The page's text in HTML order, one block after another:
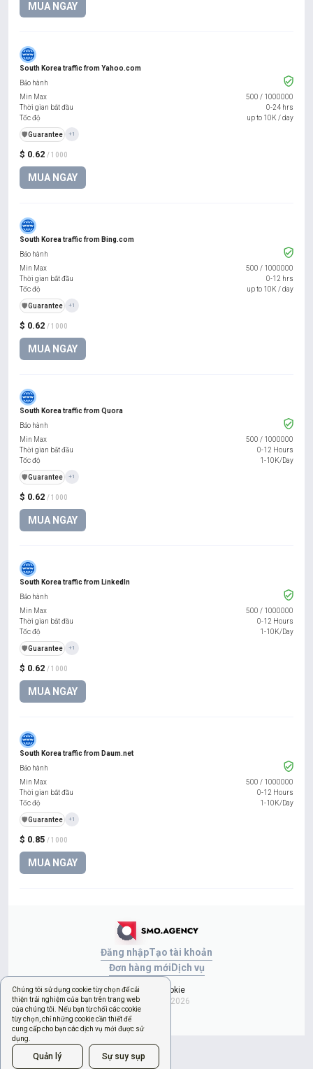
Chúng tôi sử dụng cookie tùy chọn để cải
thiện trải nghiệm của bạn trên trang web
của chúng tôi. Nếu bạn từ chối các cookie
tùy chọn, chỉ những cookie cần thiết để
cung cấp cho bạn các dịch vụ mới được sử
dụng.
Quản lý Sự suy sụp
MUA NGAY
South Korea traffic from Yahoo.com
$ 0.62 / 1000
MUA NGAY
Bảo hành
Min Max
500 / 1000000
Thời gian bắt đầu
0-24 hrs
Tốc độ
up to 10K / day
️🛡️Guarantee +1
South Korea traffic from Bing.com
$ 0.62 / 1000
MUA NGAY
Bảo hành
Min Max
500 / 1000000
Thời gian bắt đầu
0-12 hrs
Tốc độ
up to 10K / day
️🛡️Guarantee +1
South Korea traffic from Quora
$ 0.62 / 1000
MUA NGAY
Bảo hành
Min Max
500 / 1000000
Thời gian bắt đầu
0-12 Hours
Tốc độ
1-10K/Day
️🛡️Guarantee +1
South Korea traffic from LinkedIn
$ 0.62 / 1000
MUA NGAY
Bảo hành
Min Max
500 / 1000000
Thời gian bắt đầu
0-12 Hours
Tốc độ
1-10K/Day
️🛡️Guarantee +1
South Korea traffic from Daum.net
$ 0.85 / 1000
MUA NGAY
Bảo hành
Min Max
500 / 1000000
Thời gian bắt đầu
0-12 Hours
Tốc độ
1-10K/Day
️🛡️Guarantee +1
Đăng nhậpTạo tài khoản
Đơn hàng mới Dịch vụ
Quản lý cookie
Copyright © 2026